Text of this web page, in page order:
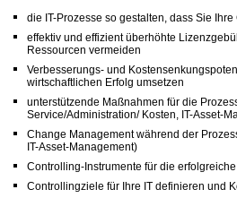
die IT-Prozesse so gestalten, dass Sie
effektiv und effizient überhöhte
Ressourcen vermeiden
Verbesserungs- und
wirtschaftlichen Erfolg umsetzen
unterstützende Maßnahmen für die
Service/Administration/ Kosten, IT-Asset-
Change Management während der
IT-Asset-Management)
Controlling-Instrumente für die
Controllingziele für Ihre IT definieren und